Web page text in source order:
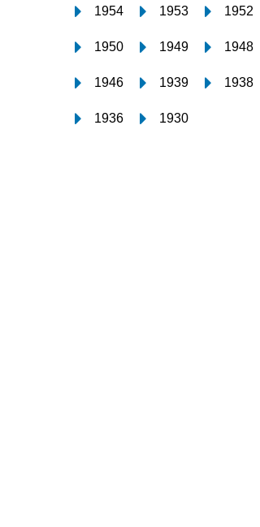
1954 1953 1952
1950 1949 1948
1946 1939 1938
1936 1930